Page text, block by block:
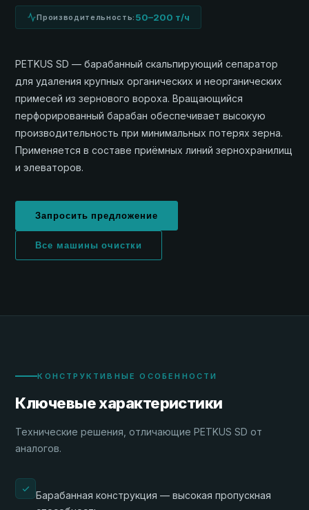
Производительность: 50–200 т/ч
PETKUS SD — барабанный скальпирующий сепаратор
для удаления крупных органических и неорганических
примесей из зернового вороха. Вращающийся
перфорированный барабан обеспечивает высокую
производительность при минимальных потерях зерна.
Применяется в составе приёмных линий зернохранилищ
и элеваторов.
Запросить предложение
Все машины очистки
КОНСТРУКТИВНЫЕ ОСОБЕННОСТИ
Ключевые характеристики
Технические решения, отличающие PETKUS SD от
аналогов.
Барабанная конструкция — высокая пропускная